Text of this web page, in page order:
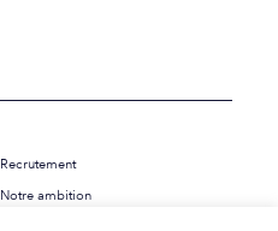
Recrutement
Notre ambition